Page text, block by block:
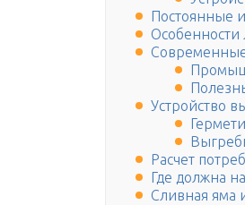
Постоянные
Особенности
Устройство
Расчет
Где должна
Сливная яма